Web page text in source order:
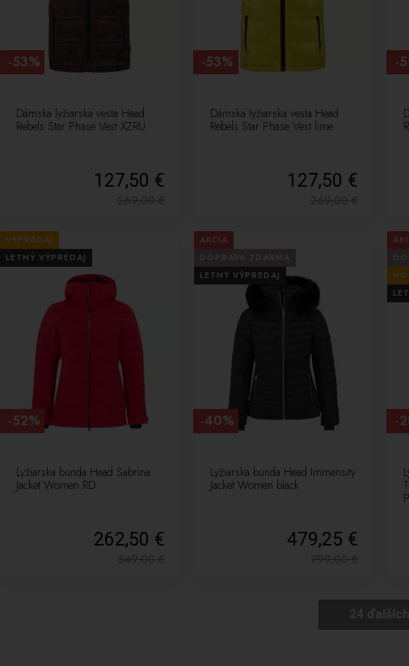
Dámska lyžiarska vesta Head
Rebels Star Phase Vest XZRU
127,50 €
269,00€
-53%
Dámska lyžiarska vesta Head
Rebels Star Phase Vest lime
127,50 €
269,00€
-53% -
VÝPREDAJ
LETNÝ VÝPREDAJ
Lyžiarska bunda Head Sabrina
Jacket Women RD
262,50 €
549,00€
-52%
AKCIA
LETNÝ VÝPREDAJ
Lyžiarska bunda Head Immensity
Jacket Women black
479,25 €
799,00€
-40% -
24 ďalších